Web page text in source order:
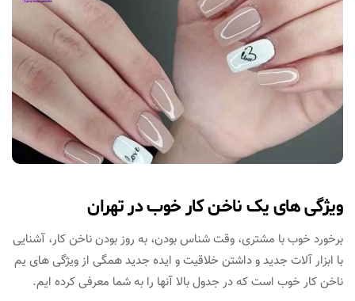
ویژگی های یک ناخن کار خوب در تهران
برخورد خوب با مشتری، وقت شناس بودن، به روز بودن ناخن کار، آشنایی
با ابزار آلات جدید و داشتن خلاقیت و ایده جدید همگی از ویژگی های یم
ناخن کار خوب است که در جدول بالا آنها را به شما معرفی کرده ایم.